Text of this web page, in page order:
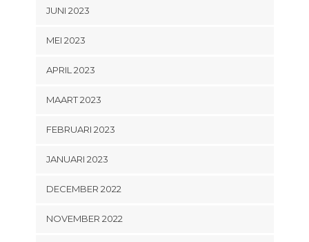
JUNI 2023
MEI 2023
APRIL 2023
MAART 2023
FEBRUARI 2023
JANUARI 2023
DECEMBER 2022
NOVEMBER 2022